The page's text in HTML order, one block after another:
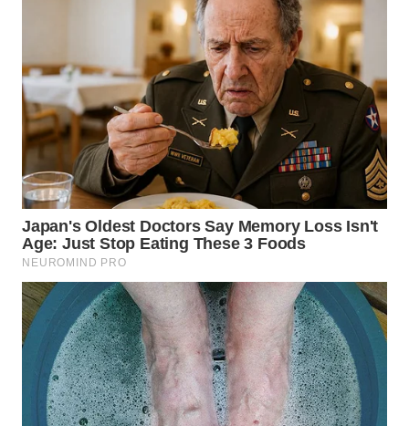
SIMALUNGUN
WN
LABUHANBATU
WN
TAPANULI
TENGAH
WN DELI
SERDANG
TEBING
TINGGI
WN